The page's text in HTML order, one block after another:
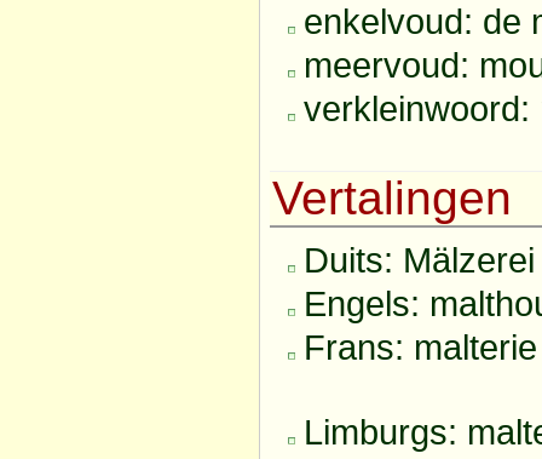
enkelvoud: de
meervoud:
verkleinwoord:
Vertalingen
Duits:
Engels:
Frans: malterie
Limburgs: